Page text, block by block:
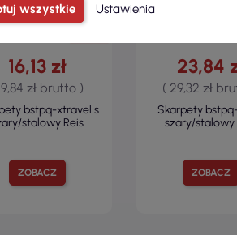
ZOBACZ
16,13 zł
zł brutto )
bstpq-xtravel s
stalowy Reis
ZOBACZ
23,84
( 29,32 zł
Skarpety
szary/stalowy
wszystkie Ustawienia